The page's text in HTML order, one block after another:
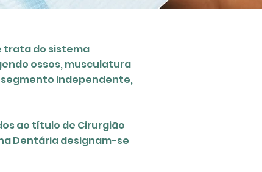
trata do sistema
ossos, musculatura
segmento independente,
ao título de Cirurgião
Dentária designam-se